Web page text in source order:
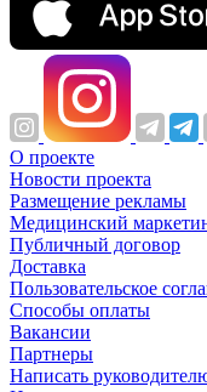
О проекте
Новости проекта
Размещение рекламы
Медицинский
Публичный договор
Доставка
Пользовательское
Способы оплаты
Вакансии
Партнеры
Написать